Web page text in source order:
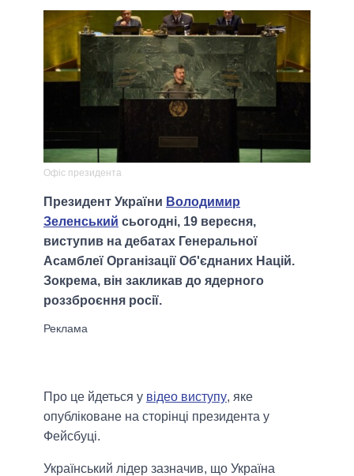
Офіс президента
Президент України Володимир
Зеленський сьогодні, 19 вересня,
виступив на дебатах Генеральної
Асамблеї Організації Об'єднаних Націй.
Зокрема, він закликав до ядерного
роззброєння росії.
Про це йдеться у відео виступу, яке
опубліковане на сторінці президента у
Фейсбуці.
Український лідер зазначив, що Україна